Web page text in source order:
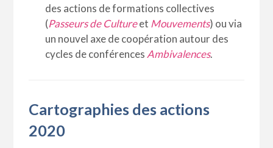
des actions de formations collectives
(Passeurs de Cultureet Mouvements) ou via
un nouvel axe de coopération autour des
cycles de conférences Ambivalences.
Cartographies des actions
2020